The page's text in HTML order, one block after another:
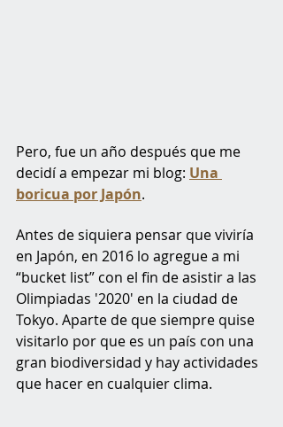
Pero, fue un año después que me
decidí a empezar mi blog: Una
boricua por Japón.
Antes de siquiera pensar que viviría
en Japón, en 2016 lo agregue a mi
“bucket list” con el fin de asistir a las
Olimpiadas '2020' en la ciudad de
Tokyo. Aparte de que siempre quise
visitarlo por que es un país con una
gran biodiversidad y hay actividades
que hacer en cualquier clima.